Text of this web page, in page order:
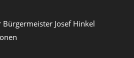
Josef Hinkel